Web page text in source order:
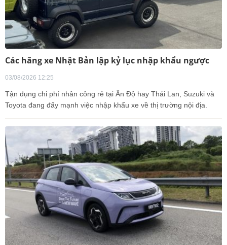
Các hãng xe Nhật Bản lập kỷ lục nhập khẩu ngược
03/08/2026 12:25
Tận dụng chi phí nhân công rẻ tại Ấn Độ hay Thái Lan, Suzuki và
Toyota đang đẩy mạnh việc nhập khẩu xe về thị trường nội địa.